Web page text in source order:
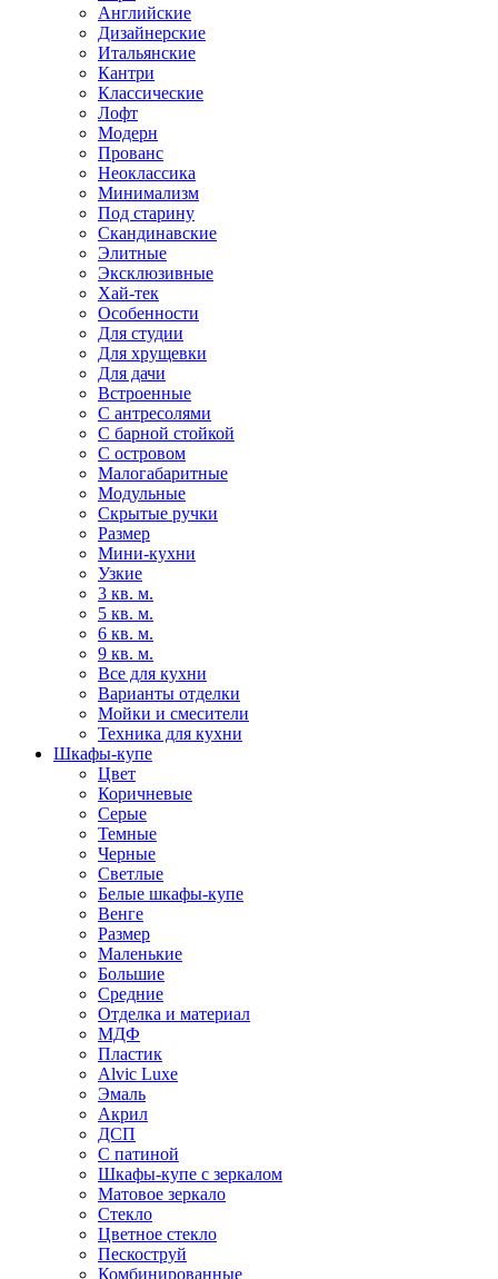
Английские
Дизайнерские
Итальянские
Кантри
Классические
Лофт
Модерн
Прованс
Неоклассика
Минимализм
Под старину
Скандинавские
Элитные
Эксклюзивные
Хай-тек
Особенности
Для студии
Для хрущевки
Для дачи
Встроенные
С антресолями
С барной стойкой
С островом
Малогабаритные
Модульные
Скрытые ручки
Размер
Мини-кухни
Узкие
3 кв. м.
5 кв. м.
6 кв. м.
9 кв. м.
Все для кухни
Варианты отделки
Мойки и смесители
Техника для кухни
Шкафы-купе
Цвет
Коричневые
Серые
Темные
Черные
Светлые
Белые шкафы-купе
Венге
Размер
Маленькие
Большие
Средние
Отделка и материал
МДФ
Пластик
Alvic Luxe
Эмаль
Акрил
ДСП
С патиной
Шкафы-купе с зеркалом
Матовое зеркало
Стекло
Цветное стекло
Пескоструй
Комбинированные